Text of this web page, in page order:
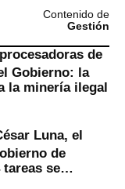
Contenido de
Gestión
de
Gobierno: la
la minería ilegal
Luna, el
de
se